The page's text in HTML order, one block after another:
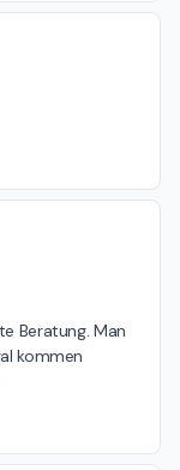
Beratung. Man
kommen